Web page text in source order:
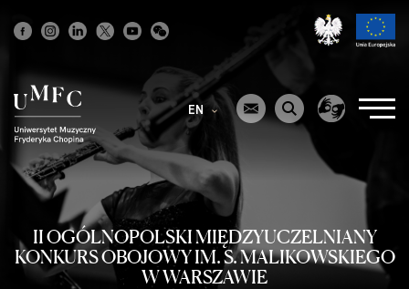
EN
II OGÓLNOPOLSKI MIĘDZYUCZELNIANY
KONKURS OBOJOWY IM. S. MALIKOWSKIEGO
W WARSZAWIE